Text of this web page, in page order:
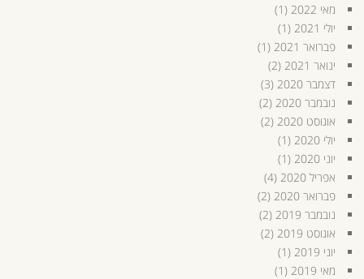
מאי 2022
(1)
יולי 2021
(1)
פברואר 2021
(1)
ינואר 2021
(2)
דצמבר 2020
(3)
נובמבר 2020
(2)
אוגוסט 2020
(2)
יולי 2020
(1)
יוני 2020
(1)
אפריל 2020
(4)
פברואר 2020
(2)
נובמבר 2019
(2)
אוגוסט 2019
(2)
יוני 2019
(1)
מאי 2019
(1)